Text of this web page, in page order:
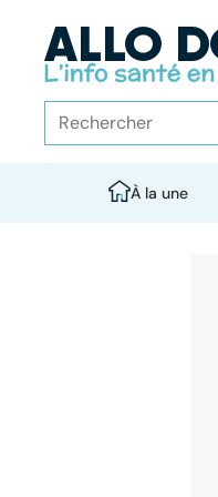
À la une